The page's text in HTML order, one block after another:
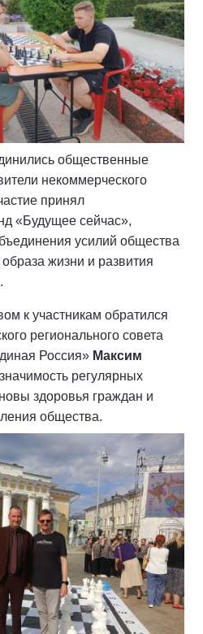
общественные
некоммерческого
принял
«Будущее сейчас»,
усилий общества
жизни и развития
к участникам обратился
регионального совета
Россия» Максим
регулярных
здоровья граждан и
общества.